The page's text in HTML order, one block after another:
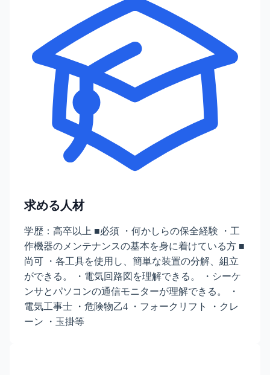
求める人材
学歴：高卒以上 ■必須 ・何かしらの保全経験 ・工
作機器のメンテナンスの基本を身に着けている方 ■
尚可 ・各工具を使用し、簡単な装置の分解、組立
ができる。 ・電気回路図を理解できる。 ・シーケ
ンサとパソコンの通信モニターが理解できる。 ・
電気工事士 ・危険物乙4 ・フォークリフト ・クレ
ーン ・玉掛等